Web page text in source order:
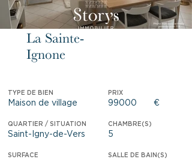
La Sainte-
Ignone
TYPE DE BIEN PRIX
Maison de village 99000 €
QUARTIER / SITUATION CHAMBRE(S)
Saint-Igny-de-Vers 5
SURFACE SALLE DE BAIN(S)